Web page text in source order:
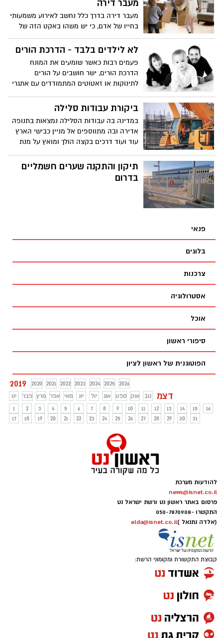
מעבר דירה
מעבר דירה בדרך כלל נחשב לאירוע משמעותי
בחייו של אדם, כי יש משהו באקט הזה של
התחדשות שמעורר התרגשות. אריזת הרכוש,
הובלתו ופריקתו, כניסה לקירות חדשים,
בנוסף להתרגשות עלולה לתפוס את העוברים
גם תשישות, כי מדובר על פרויקט רציני שצריך
לנהל אותו נכון ויעיל.
לא לילדים בלבד - הדרכת הורים
פעמים רבות כאשר שומעים את המונח
הדרכת הורים, ישר חושבים על הורים
לתינוקות או זאטוטים המתמודדים עם אתגרי
למעשה, הורים הם מי שנולדו להם ילדים והם
ההתפתחות וההתמודדות של החיים.
ביקורת עבודות סלילה
במדינה בה עבודות הסלילה נמצאות בתנופה
אדירה ובה מתווספים אל מניין כבישי הארץ
עוד ועוד דרכים בקצה הולך ומואץ על מנת
על הכביש, חשוב שאת הפרויקט שלך תלווה
עין בוחנת מקצועית ואחראית שתבטיח כי
עבודות הסלילה אינן רק מתנהלות בקצב
תיקון והתקנה שערים חשמליים
בדרום
פנאי
בלוגים
צרכנות
אסטרולוגיה
אוכל
סיפורי ראשון
הפוטוגנית של ראשון לציון
2019 2020 2021 2022 2023 2024 2025
2026
ינו
פבר מרץ אפר מאי יונ יול אוג ספט אוק נוב דצמ
1 2 3 4 5 6 7 8 9 10 11 12 13 14 15
16
17
18 19 20 21 22 23 24 25 26 27 28 29 30 31
להודעות מערכת
news@isnet.co.il
פרסום באתר ראשון נט ורשת ישראל נט
התקשרו -050-7870908
(אלדה נתנאל )elda@isnet.co.il
קבוצת התקשורת ומקומוני הרשת: